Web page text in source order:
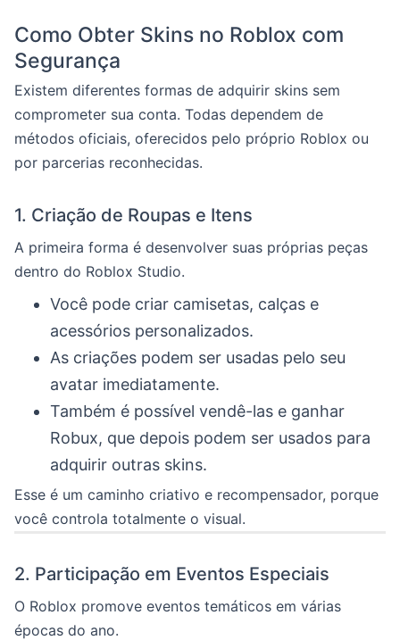
Como Obter Skins no Roblox com
Segurança
Existem diferentes formas de adquirir skins sem
comprometer sua conta. Todas dependem de
métodos oficiais, oferecidos pelo próprio Roblox ou
por parcerias reconhecidas.
1. Criação de Roupas e Itens
A primeira forma é desenvolver suas próprias peças
dentro do Roblox Studio.
Você pode criar camisetas, calças e
acessórios personalizados.
As criações podem ser usadas pelo seu
avatar imediatamente.
Também é possível vendê-las e ganhar
Robux, que depois podem ser usados para
adquirir outras skins.
Esse é um caminho criativo e recompensador, porque
você controla totalmente o visual.
2. Participação em Eventos Especiais
O Roblox promove eventos temáticos em várias
épocas do ano.